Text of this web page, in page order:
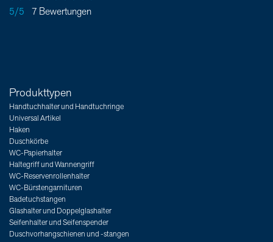
5/5 7 Bewertungen
Produkttypen
Handtuchhalter und Handtuchringe
Universal Artikel
Haken
Duschkörbe
WC-Papierhalter
Haltegriff und Wannengriff
WC-Reservenrollenhalter
WC-Bürstengarnituren
Badetuchstangen
Glashalter und Doppelglashalter
Seifenhalter und Seifenspender
Duschvorhangschienen und -stangen